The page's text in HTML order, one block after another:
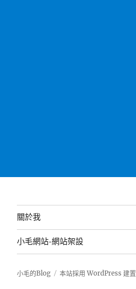
關於我
小毛網站-網站架設
小毛的Blog 本站採用 WordPress 建置